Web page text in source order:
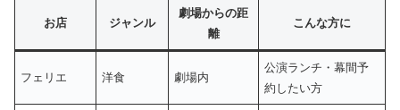
お店 ジャンル
劇場からの距
離
こんな方に
フェリエ 洋食 劇場内
公演ランチ・幕間予
約したい方